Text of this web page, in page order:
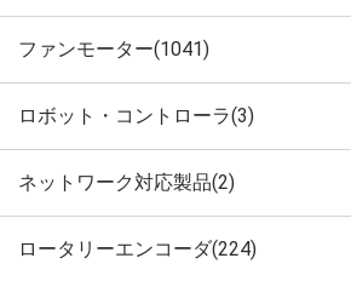
ファンモーター(1041)
ロボット・コントローラ(3)
ネットワーク対応製品(2)
ロータリーエンコーダ(224)